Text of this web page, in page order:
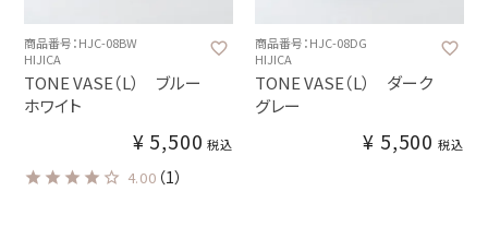
商品番号：HJC-08BW
HIJICA
TONE VASE（L） ブルー
ホワイト
¥ 5,500 税込
4.00 （1）
商品番号：HJC-08DG
HIJICA
TONE VASE（L） ダーク
グレー
¥ 5,500 税込